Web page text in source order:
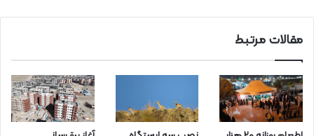
مقالات مرتبط